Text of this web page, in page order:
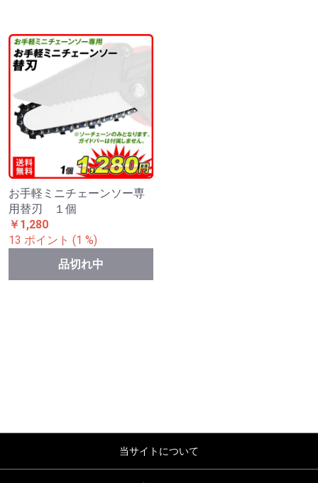
お手軽ミニチェーンソー専
用替刃 １個
￥1,280
13 ポイント (1 %)
品切れ中
当サイトについて